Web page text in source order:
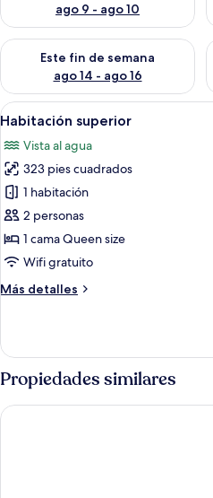
ago 9 - ago 10
Este fin de semana
ago 14 - ago 16
Consulta la disponibilidad para
Abrir
todas
las
fotos
de
Habitación
superior
18
Habitación superior
Vista al agua
323 pies cuadrados
1 habitación
2 personas
1 cama Queen size
Wifi gratuito
Más detalles
Más
superior
Propiedades similares
Hommage Hotel & Residences